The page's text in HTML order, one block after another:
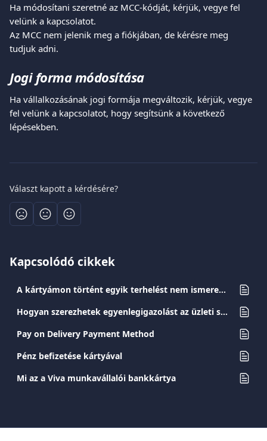
Ha módosítani szeretné az MCC-kódját, kérjük, vegye fel
velünk a kapcsolatot.
Az MCC nem jelenik meg a fiókjában, de kérésre meg
tudjuk adni.
Jogi forma módosítása
Ha vállalkozásának jogi formája megváltozik, kérjük, vegye
fel velünk a kapcsolatot, hogy segítsünk a következő
lépésekben.
Választ kapott a kérdésére?
Kapcsolódó cikkek
A kártyámon történt egyik terhelést nem ismerem fel. Mi ilyenkor a teendő?
Hogyan szerezhetek egyenlegigazolást az üzleti számlámhoz?
Pay on Delivery Payment Method
Pénz befizetése kártyával
Mi az a Viva munkavállalói bankkártya